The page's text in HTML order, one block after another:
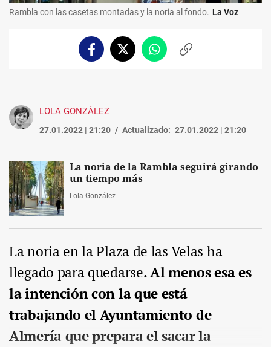
Rambla con las casetas montadas y la noria al fondo. La Voz
FacebookTwitterWhatsappCopiar
LOLA GONZÁLEZ
27.01.2022 | 21:20 Actualizado: 27.01.2022 | 21:20
La noria de la Rambla seguirá girando
un tiempo más
Lola González
La noria en la Plaza de las Velas ha
llegado para quedarse. Al menos esa es
la intención con la que está
trabajando el Ayuntamiento de
Almería que prepara el sacar la